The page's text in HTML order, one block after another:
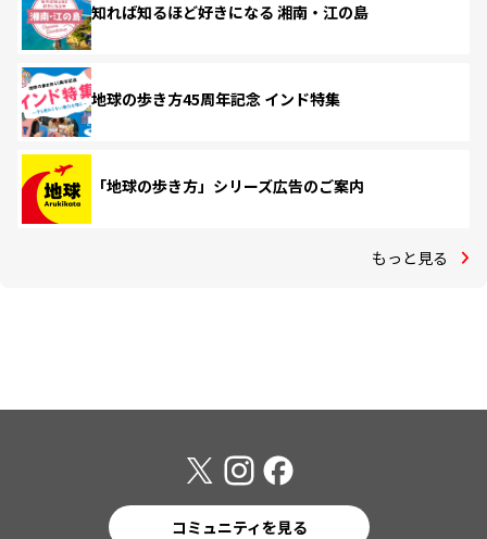
知れば知るほど好きになる 湘南・江の島
地球の歩き方45周年記念 インド特集
「地球の歩き方」シリーズ広告のご案内
もっと見る
コミュニティを見る